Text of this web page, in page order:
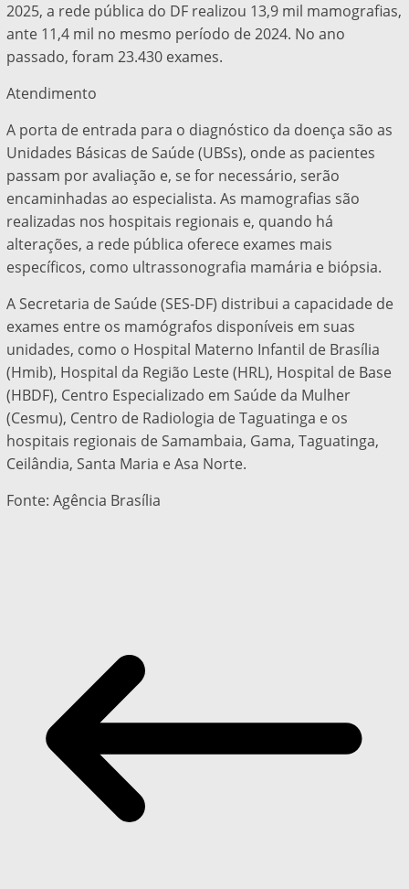
2025, a rede pública do DF realizou 13,9 mil mamografias,
ante 11,4 mil no mesmo período de 2024. No ano
passado, foram 23.430 exames.
Atendimento
A porta de entrada para o diagnóstico da doença são as
Unidades Básicas de Saúde (UBSs), onde as pacientes
passam por avaliação e, se for necessário, serão
encaminhadas ao especialista. As mamografias são
realizadas nos hospitais regionais e, quando há
alterações, a rede pública oferece exames mais
específicos, como ultrassonografia mamária e biópsia.
A Secretaria de Saúde (SES-DF) distribui a capacidade de
exames entre os mamógrafos disponíveis em suas
unidades, como o Hospital Materno Infantil de Brasília
(Hmib), Hospital da Região Leste (HRL), Hospital de Base
(HBDF), Centro Especializado em Saúde da Mulher
(Cesmu), Centro de Radiologia de Taguatinga e os
hospitais regionais de Samambaia, Gama, Taguatinga,
Ceilândia, Santa Maria e Asa Norte.
Fonte: Agência Brasília